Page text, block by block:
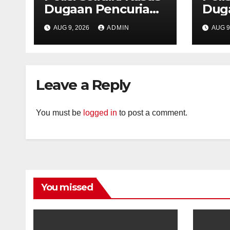
Dugaan Pencurian
dengan Kekerasan
di Counter HP Royal
Phone Ambarawa.
AUG 9, 2026 ADMIN
diAUG
Leave a Reply
You must be logged in to post a comment.
You missed